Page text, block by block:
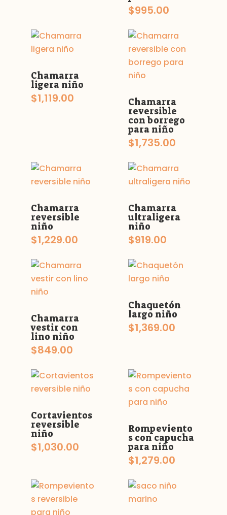
$995.00
Chamarra
ligera niño
$1,119.00 Chamarra
reversible
con borrego
para niño
$1,735.00
Chamarra
reversible
niño
$1,229.00
Chamarra
ultraligera
niño
$919.00
Chamarra
vestir con
lino niño
$849.00
Chaquetón
largo niño
$1,369.00
Cortavientos
reversible
niño
$1,030.00
Rompeviento
s con capucha
para niño
$1,279.00